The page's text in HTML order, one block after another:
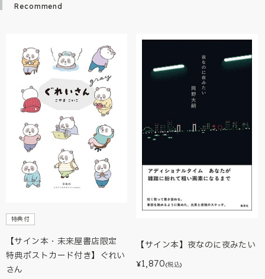
Recommend
特典付
【サイン本・未来屋書店限定
特典ポストカード付き】ぐれい
さん
【サイン本】夜なのに夜みたい
¥1,870(税込)